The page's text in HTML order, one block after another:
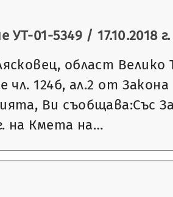
УТ-01-5349 / 17.10.2018 г.
област Велико
чл. 124б, ал.2 от
Ви съобщава:Със
на Кмета на…